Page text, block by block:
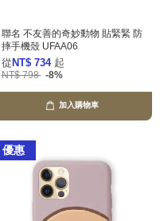
聯名 不友善的奇妙動物 貼緊緊 防
摔手機殼 UFAA06
從 NT$ 734 起
NT$ 798 -8%
加入購物車
優惠